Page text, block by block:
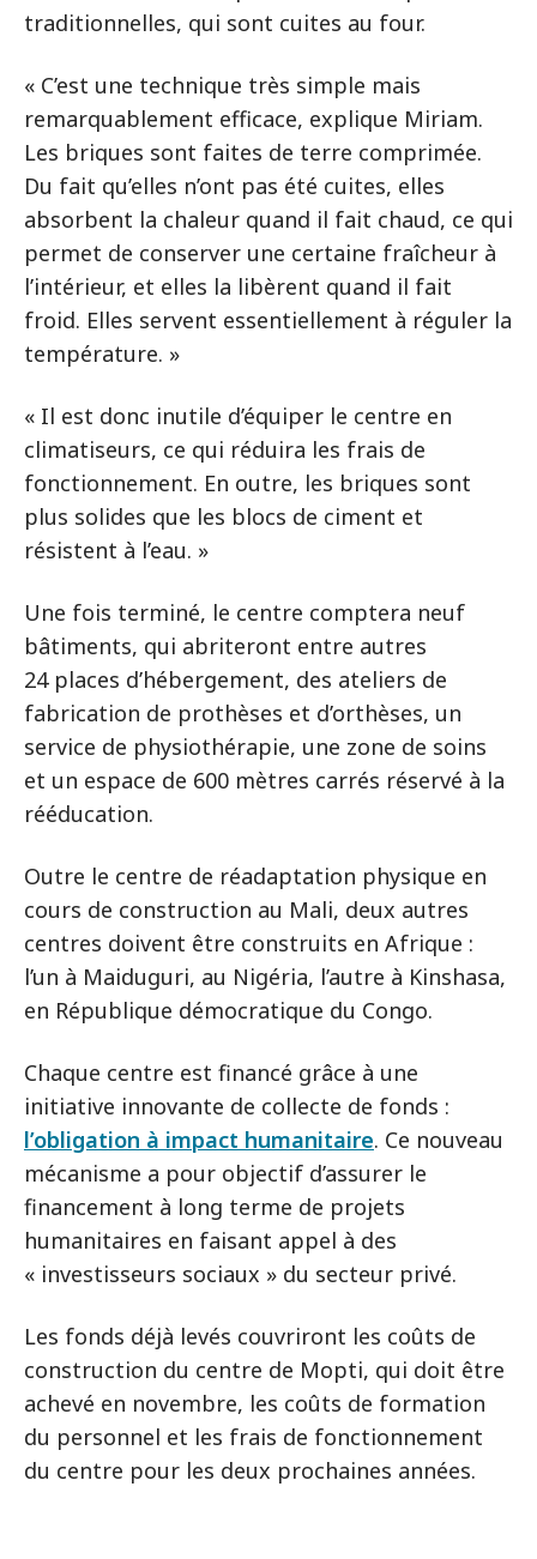
traditionnelles, qui sont cuites au four.
« C’est une technique très simple mais
remarquablement efficace, explique Miriam.
Les briques sont faites de terre comprimée.
Du fait qu’elles n’ont pas été cuites, elles
absorbent la chaleur quand il fait chaud, ce qui
permet de conserver une certaine fraîcheur à
l’intérieur, et elles la libèrent quand il fait
froid. Elles servent essentiellement à réguler la
température. »
« Il est donc inutile d’équiper le centre en
climatiseurs, ce qui réduira les frais de
fonctionnement. En outre, les briques sont
plus solides que les blocs de ciment et
résistent à l’eau. »
Une fois terminé, le centre comptera neuf
bâtiments, qui abriteront entre autres
24 places d’hébergement, des ateliers de
fabrication de prothèses et d’orthèses, un
service de physiothérapie, une zone de soins
et un espace de 600 mètres carrés réservé à la
rééducation.
Outre le centre de réadaptation physique en
cours de construction au Mali, deux autres
centres doivent être construits en Afrique :
l’un à Maiduguri, au Nigéria, l’autre à Kinshasa,
en République démocratique du Congo.
Chaque centre est financé grâce à une
initiative innovante de collecte de fonds :
l’obligation à impact humanitaire. Ce nouveau
mécanisme a pour objectif d’assurer le
financement à long terme de projets
humanitaires en faisant appel à des
« investisseurs sociaux » du secteur privé.
Les fonds déjà levés couvriront les coûts de
construction du centre de Mopti, qui doit être
achevé en novembre, les coûts de formation
du personnel et les frais de fonctionnement
du centre pour les deux prochaines années.